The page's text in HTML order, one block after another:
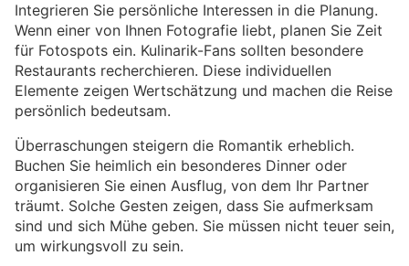
Integrieren Sie persönliche Interessen in die Planung.
Wenn einer von Ihnen Fotografie liebt, planen Sie Zeit
für Fotospots ein. Kulinarik-Fans sollten besondere
Restaurants recherchieren. Diese individuellen
Elemente zeigen Wertschätzung und machen die Reise
persönlich bedeutsam.
Überraschungen steigern die Romantik erheblich.
Buchen Sie heimlich ein besonderes Dinner oder
organisieren Sie einen Ausflug, von dem Ihr Partner
träumt. Solche Gesten zeigen, dass Sie aufmerksam
sind und sich Mühe geben. Sie müssen nicht teuer sein,
um wirkungsvoll zu sein.